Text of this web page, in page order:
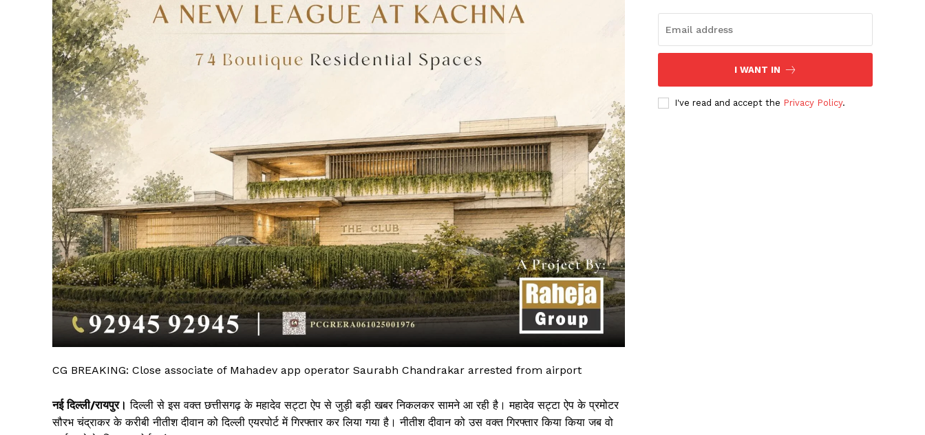
CG BREAKING: Close associate of Mahadev app operator Saurabh Chandrakar arrested from airport
नई दिल्ली/रायपुर। दिल्ली से इस वक्त छत्तीसगढ़ के महादेव सट्टा ऐप से जुड़ी बड़ी खबर निकलकर सामने आ रही है। महादेव सट्टा ऐप के प्रमोटर
सौरभ चंद्राकर के करीबी नीतीश दीवान को दिल्ली एयरपोर्ट में गिरफ्तार कर लिया गया है। नीतीश दीवान को उस वक्त गिरफ्तार किया किया जब वो
I WANT IN
I've read and accept the Privacy Policy.